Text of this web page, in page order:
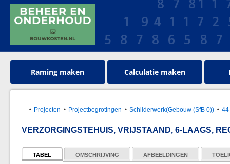
Raming maken Calculatie maken
Projecten Projectbegrotingen Schilderwerk(Gebouw (SfB 0))
VERZORGINGSTEHUIS, VRIJSTAAND, 6-LAAGS,
TABEL OMSCHRIJVING AFBEELDINGEN